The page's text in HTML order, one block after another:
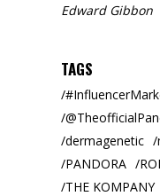
Edward Gibbon
TAGS
dermagenetic
PANDORA
THE KOMPANY